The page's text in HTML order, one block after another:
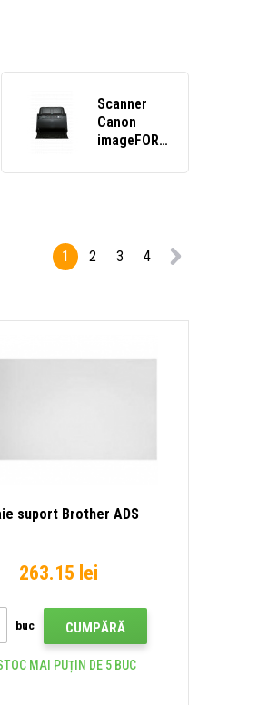
Scanner
Canon
imageFORMULA
EM2646C003
1
2 3 4
suport Brother ADS
263.15 lei
buc CUMPĂRĂ
MAI PUȚIN DE 5 BUC